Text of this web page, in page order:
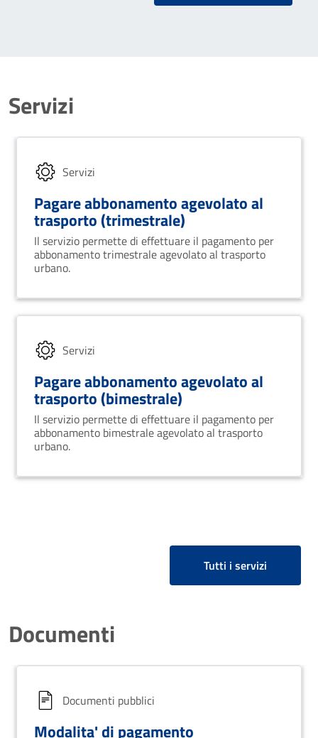
Servizi
Servizi
Pagare abbonamento agevolato al
trasporto (trimestrale)
Il servizio permette di effettuare il pagamento per
abbonamento trimestrale agevolato al trasporto
urbano.
Servizi
Pagare abbonamento agevolato al
trasporto (bimestrale)
Il servizio permette di effettuare il pagamento per
abbonamento bimestrale agevolato al trasporto
urbano.
Tutti i servizi
Documenti
Documenti pubblici
Modalita' di pagamento